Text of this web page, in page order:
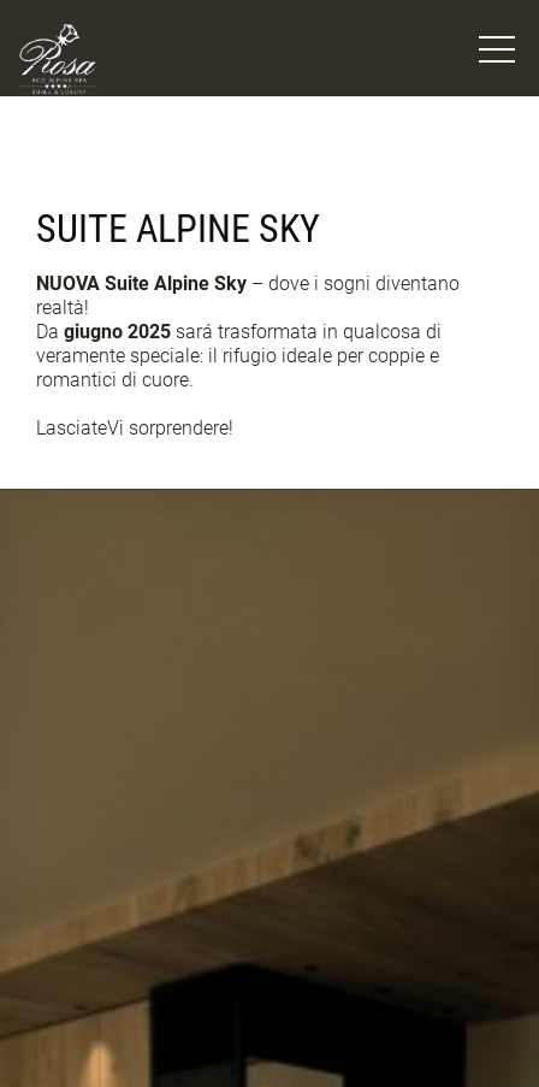
SUITE ALPINE SKY
NUOVA Suite Alpine Sky – dove i sogni diventano
realtà!
Da giugno 2025 sará trasformata in qualcosa di
veramente speciale: il rifugio ideale per coppie e
romantici di cuore.
LasciateVi sorprendere!